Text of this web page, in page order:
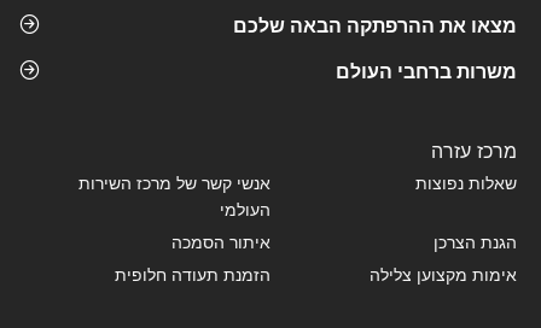
מצאו את ההרפתקה הבאה שלכם
משרות ברחבי העולם
מרכז עזרה
שאלות נפוצות
אנשי קשר של מרכז השירות
העולמי
הגנת הצרכן
איתור הסמכה
אימות מקצוען צלילה
הזמנת תעודה חלופית